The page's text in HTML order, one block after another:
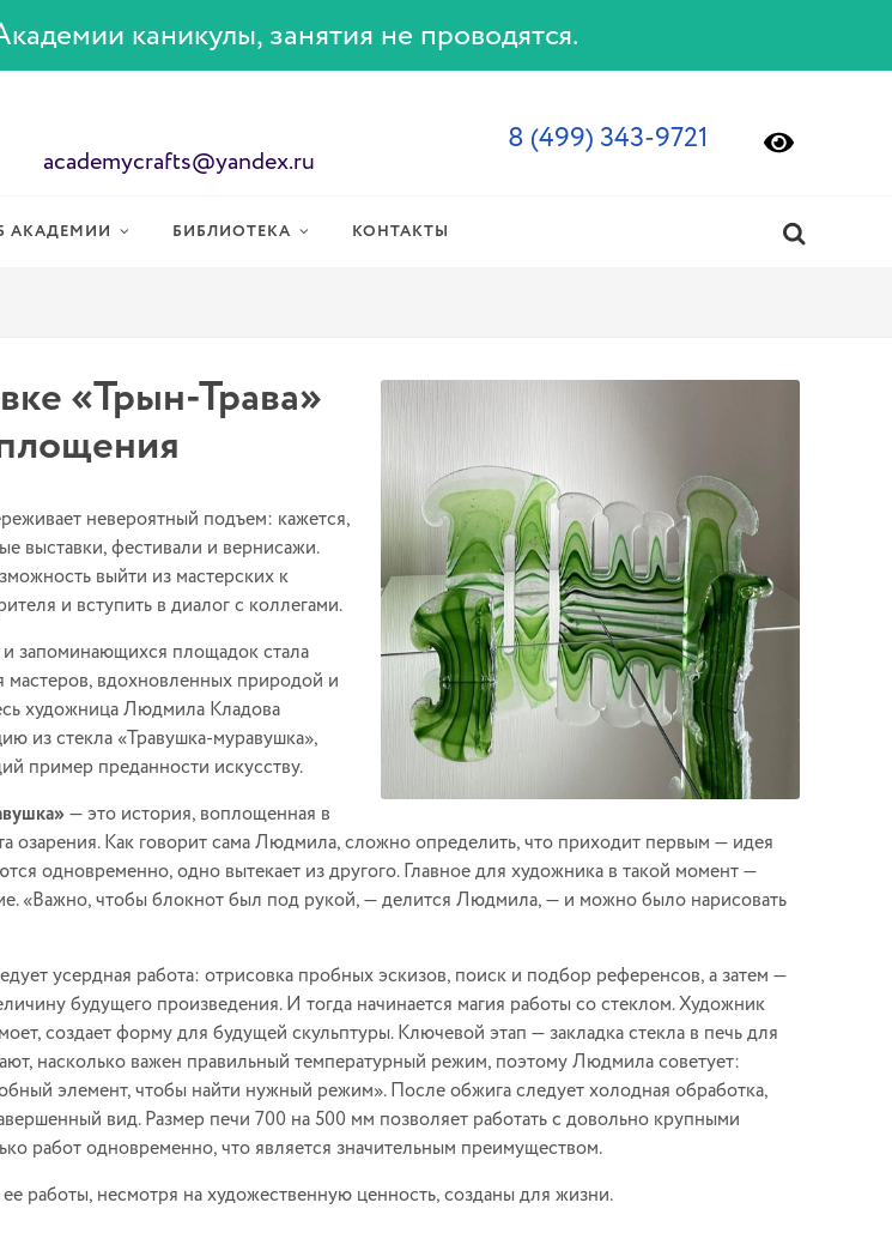
каникулы, занятия не проводятся.
academycrafts@yandex.ru
8 (499) 343-9721
АКАДЕМИИ БИБЛИОТЕКА КОНТАКТЫ
«Трын-Трава»
невероятный подъем: кажется,
выставки, фестивали и вернисажи.
выйти из мастерских к
и вступить в диалог с коллегами.
запоминающихся площадок стала
мастеров, вдохновленных природой и
художница Людмила Кладова
из стекла «Травушка-муравушка»,
пример преданности искусству.
— это история, воплощенная в
озарения. Как говорит сама Людмила, сложно определить, что приходит первым — идея
одновременно, одно вытекает из другого. Главное для художника в такой момент —
«Важно, чтобы блокнот был под рукой, — делится Людмила, — и можно было нарисовать
усердная работа: отрисовка пробных эскизов, поиск и подбор референсов, а затем —
будущего произведения. И тогда начинается магия работы со стеклом. Художник
создает форму для будущей скульптуры. Ключевой этап — закладка стекла в печь для
насколько важен правильный температурный режим, поэтому Людмила советует:
элемент, чтобы найти нужный режим». После обжига следует холодная обработка,
вид. Размер печи 700 на 500 мм позволяет работать с довольно крупными
работ одновременно, что является значительным преимуществом.
работы, несмотря на художественную ценность, созданы для жизни.